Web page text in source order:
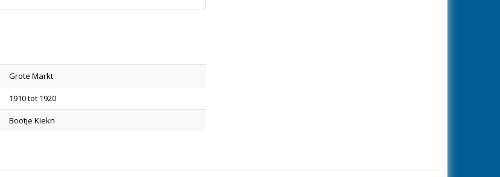
Grote Markt
1910 tot 1920
Bootje Kiekn